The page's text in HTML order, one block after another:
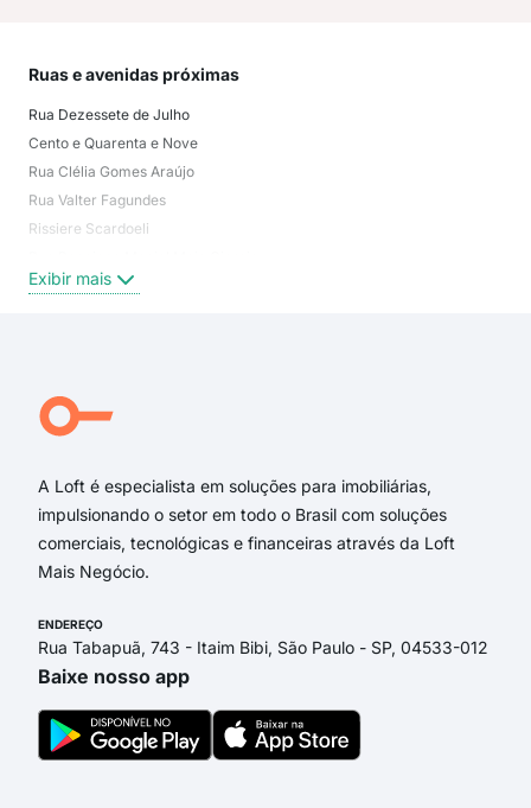
Ruas e avenidas próximas
Rua Dezessete de Julho
Cento e Quarenta e Nove
Rua Clélia Gomes Araújo
Rua Valter Fagundes
Rissiere Scardoeli
Rua Professor Maurílio Carlini
Odilon Alvares
Rua Getúlio Sousa Pereira
Exibir mais
A Loft é especialista em soluções para imobiliárias,
impulsionando o setor em todo o Brasil com soluções
comerciais, tecnológicas e financeiras através da Loft
Mais Negócio.
ENDEREÇO
Rua Tabapuã, 743 - Itaim Bibi, São Paulo - SP, 04533-012
Baixe nosso app